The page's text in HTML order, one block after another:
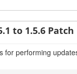
to 1.5.6
for performing